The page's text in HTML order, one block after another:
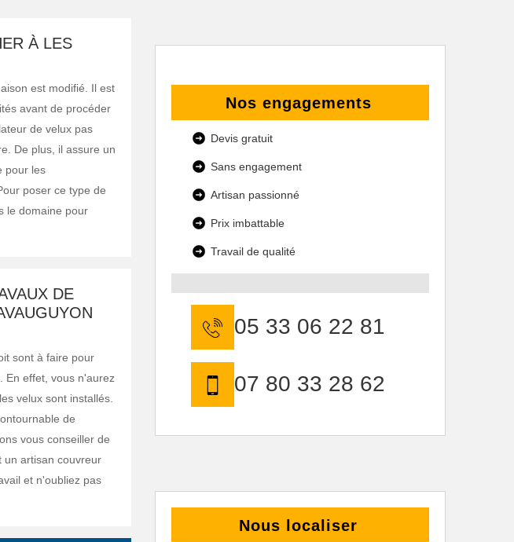
À LES
est modifié. Il est
avant de procéder
de velux pas
De plus, il assure un
pour les
poser ce type de
le domaine pour
DE
sont à faire pour
En effet, vous n'aurez
velux sont installés.
de
vous conseiller de
un artisan couvreur
et n'oubliez pas
Nos engagements
Devis gratuit
Sans engagement
Artisan passionné
Prix imbattable
Travail de qualité
05 33 06 22 81
07 80 33 28 62
Nous localiser